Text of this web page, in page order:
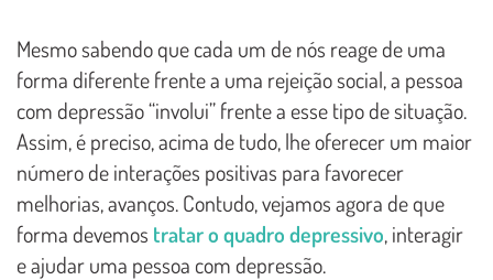
Mesmo sabendo que cada um de nós reage de uma
forma diferente frente a uma rejeição social, a pessoa
com depressão “involui” frente a esse tipo de situação.
Assim, é preciso, acima de tudo, lhe oferecer um maior
número de interações positivas para favorecer
melhorias, avanços. Contudo, vejamos agora de que
forma devemos tratar o quadro depressivo, interagir
e ajudar uma pessoa com depressão.